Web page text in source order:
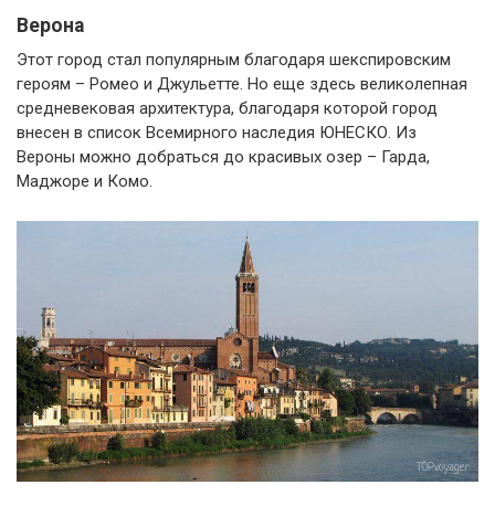
Верона
Этот город стал популярным благодаря шекспировским
героям – Ромео и Джульетте. Но еще здесь великолепная
средневековая архитектура, благодаря которой город
внесен в список Всемирного наследия ЮНЕСКО. Из
Вероны можно добраться до красивых озер – Гарда,
Маджоре и Комо.